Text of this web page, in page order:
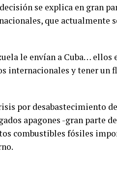
se explica en gran
que actualmente
le envían a Cuba… ellos
internacionales y tener un
por desabastecimiento
apagones -gran parte
combustibles fósiles